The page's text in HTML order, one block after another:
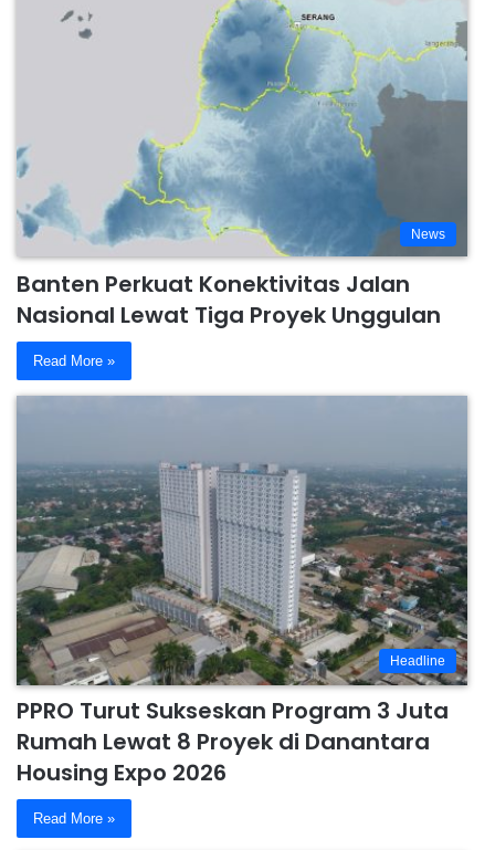
News
Banten Perkuat Konektivitas Jalan
Nasional Lewat Tiga Proyek Unggulan
Read More »
Headline
PPRO Turut Sukseskan Program 3 Juta
Rumah Lewat 8 Proyek di Danantara
Housing Expo 2026
Read More »